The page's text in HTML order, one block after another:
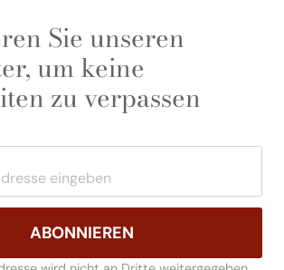
Sie unseren
um keine
zu verpassen
ABONNIEREN